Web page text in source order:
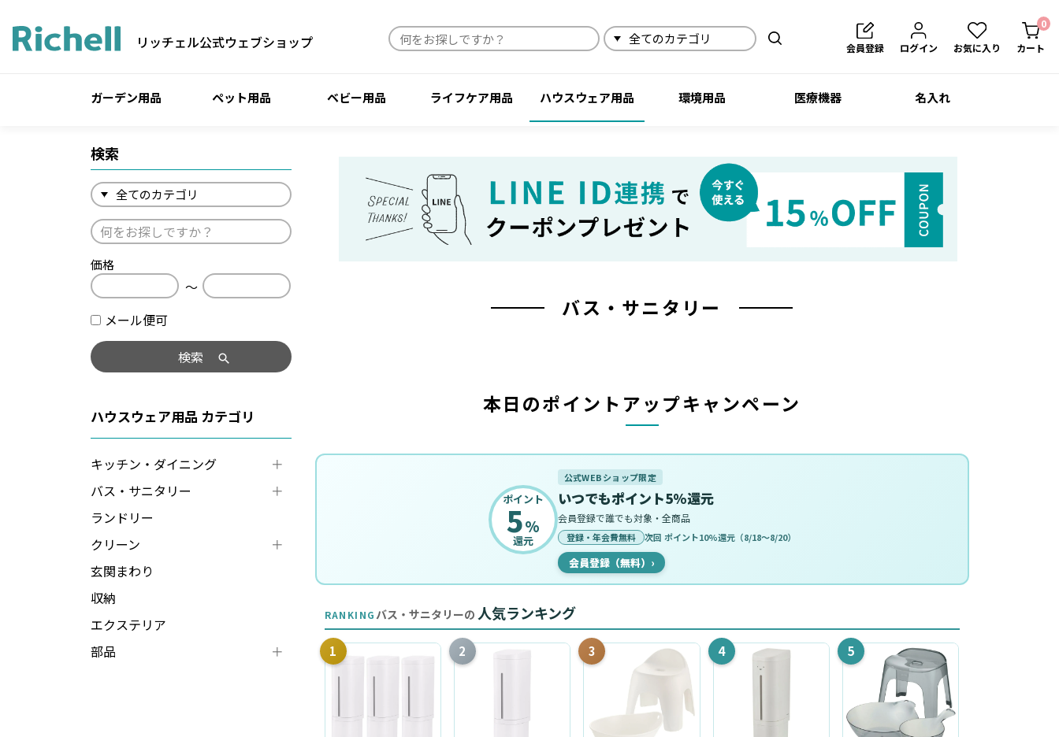
リッチェル公式ウェブショップ 検索 会員登録 ログイン お気に入り カート
0
ガーデン用品 ペット用品 ベビー用品 ライフケア用品 ハウスウェア用品 環境用品 医療機器 名入れ
検索
価格
〜
メール便可
検索
ハウスウェア用品
キッチン・ダイニング
バス・サニタリー
ランドリー
クリーン
玄関まわり
収納
エクステリア
部品
バス・サニタリー
本日のポイントアップキャンペーン
ポイント
5%
還元
公式WEBショップ限定
いつでもポイント5%還元
会員登録で誰でも対象・全商品
登録・年会費無料 次回 ポイント10%還元（8/18〜8/20）
会員登録（無料） ›
RANKINGバス・サニタリーの 人気ランキング
1 2 3 4 5